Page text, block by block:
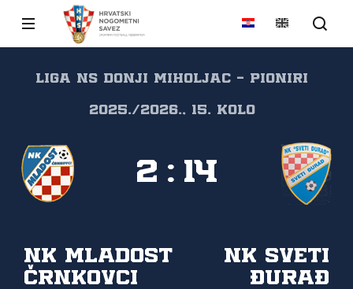
Liga NS Donji Miholjac - Pioniri
2025./2026., 15. kolo
NK Mladost
Črnkovci
NK Sveti
Đurađ
2 : 14